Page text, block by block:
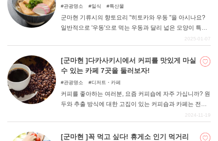
관광명소 일식 특산물
군마현 기류시의 향토요리 "히토카와 우동 "을 아시나요?
일반적으로 '우동'으로 먹는 우동과 달리 넓은 모양이 특징
입니다. 언뜻 보면 마치 천처럼 보이는 이 음식은 그 생김새
알려지게 되었다. 이번에는 그런 히토카와 우동을 맛볼 수
있는 추천 가게에 대해 정리해 보았다.
2025-01-07
[군마현 ]다카사키시에서 커피를 맛있게 마실
수 있는 카페 7곳을 둘러보자!
관광명소 디저트・카페
커피를 좋아하는 여러분, 요즘 커피숍에 자주 가십니까? 원
두와 추출 방식에 대한 고집이 있는 커피숍과 카페는 전국
각지에 있다. 물론 군마현에도 커피 마니아들을 열광케 하
하여 정리해 보겠습니다. 시내의 맛있는 커피를 마실 수 있
2024-11-19
[군마현 ]꼭 먹고 싶다! 휴게소 인기 먹거리